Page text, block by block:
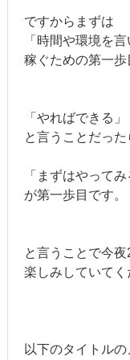
ですからまずは
「時間や環境を
稼ぐための第一歩
「やればできる」
と言うことだった
「まずはやってみ
が第一歩目です。
と言うことで今夜
楽しみしていてく
以下のタイトルの